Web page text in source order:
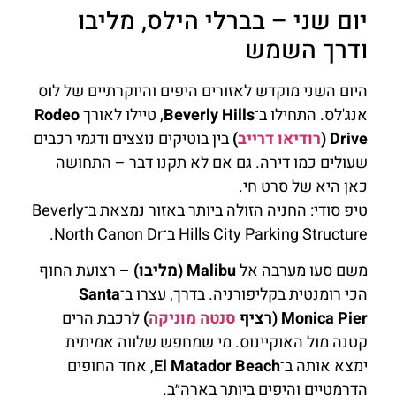
יום שני – בברלי הילס, מליבו
ודרך השמש
היום השני מוקדש לאזורים היפים והיוקרתיים של לוס
אנג'לס. התחילו ב־Beverly Hills, טיילו לאורךRodeo
Drive ( רודיאו דרייב)בין בוטיקים נוצצים ודגמי רכבים
שעולים כמו דירה. גם אם לא תקנו דבר – התחושה
כאן היא של סרט חי.
טיפ סודי: החניה הזולה ביותר באזור נמצאת ב־Beverly
Hills City Parking Structure ב־North Canon Dr.
משם סעו מערבה אלMalibu (מליבו)
– רצועת החוף
הכי רומנטית בקליפורניה. בדרך, עצרו ב־Santa
Monica Pier (רציף
סנטה מוניקה)לרכבת הרים
קטנה מול האוקיינוס. מי שמחפש שלווה אמיתית
ימצא אותה ב־El Matador Beach, אחד החופים
הדרמטיים והיפים ביותר בארה״ב.